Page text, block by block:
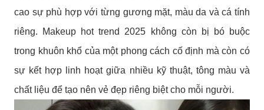
cao sự phù hợp với từng gương mặt, màu da và cá tính
riêng. Makeup hot trend 2025 không còn bị bó buộc
trong khuôn khổ của một phong cách cố định mà còn có
sự kết hợp linh hoạt giữa nhiều kỹ thuật, tông màu và
chất liệu để tạo nên vẻ đẹp riêng biệt cho mỗi người.